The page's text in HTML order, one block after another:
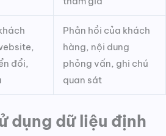
đổi,
Phản hồi của khách
hàng, nội dung
phỏng vấn, ghi chú
quan sát
dụng dữ liệu định